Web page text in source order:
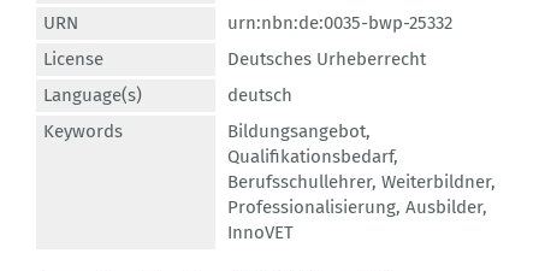
URN
urn:nbn:de:0035-bwp-25332
License
Deutsches Urheberrecht
Language(s)
deutsch
Keywords
Bildungsangebot,
Qualifikationsbedarf,
Berufsschullehrer, Weiterbildner,
Professionalisierung, Ausbilder,
InnoVET